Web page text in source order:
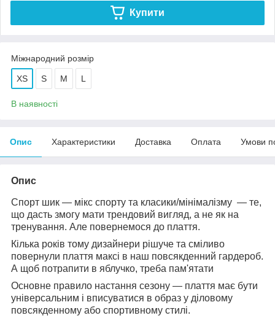
Купити
Міжнародний розмір
XS S M L
В наявності
Опис Характеристики Доставка Оплата Умови
Опис
Спорт шик — мікс спорту та класики/мінімалізму — те,
що дасть змогу мати трендовий вигляд, а не як на
тренування. Але повернемося до плаття.
Кілька років тому дизайнери рішуче та сміливо
повернули плаття максі в наш повсякденний гардероб.
А щоб потрапити в яблучко, треба пам'ятати
Основне правило настання сезону — плаття має бути
універсальним і вписуватися в образ у діловому
повсякденному або спортивному стилі.